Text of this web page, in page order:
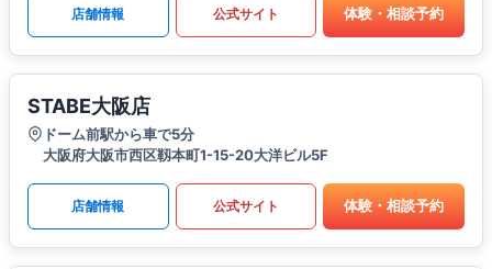
店舗情報 公式サイト 体験・相談予約
STABE大阪店
ドーム前駅から車で5分
大阪府大阪市西区靱本町1-15-20大洋ビル5F
店舗情報 公式サイト 体験・相談予約